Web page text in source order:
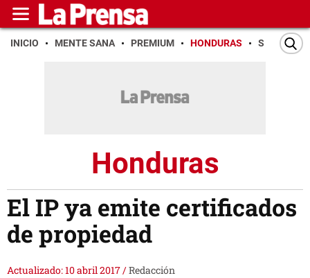
INICIO MENTE SANA PREMIUM HONDURAS SAN PEDRO
Honduras
El IP ya emite certificados
de propiedad
Actualizado: 10 abril 2017/Redacción